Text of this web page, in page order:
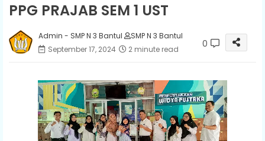
PPG PRAJAB SEM 1 UST
Admin - SMP N 3 Bantul
SMP N 3 Bantul
September 17, 2024
2 minute read 0